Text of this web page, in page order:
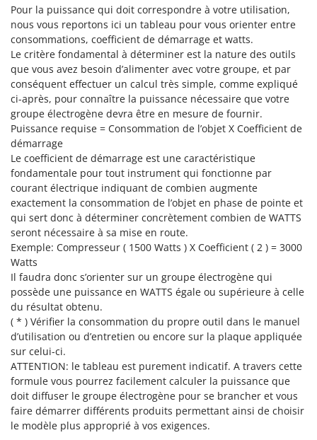
Marcato
Marina Systems
Master
Mastercook
Masterpro
McCulloch
MCH
Michelin
Mille
Minox
Mockmill
More than chef
MOVA
Mowox
MTD
N
New O.M.R.A.
Nilfisk
Ninja
Novatec
Pour la puissance qui doit correspondre à votre utilisation,
nous vous reportons ici un tableau pour vous orienter entre
consommations, coefficient de démarrage et watts.
Le critère fondamental à déterminer est la nature des outils
que vous avez besoin d’alimenter avec votre groupe, et par
conséquent effectuer un calcul très simple, comme expliqué
ci-après, pour connaître la puissance nécessaire que votre
groupe électrogène devra être en mesure de fournir.
Puissance requise = Consommation de l’objet X Coefficient de
démarrage
Le coefficient de démarrage est une caractéristique
fondamentale pour tout instrument qui fonctionne par
courant électrique indiquant de combien augmente
exactement la consommation de l’objet en phase de pointe et
qui sert donc à déterminer concrètement combien de WATTS
seront nécessaire à sa mise en route.
Exemple: Compresseur ( 1500 Watts ) X Coefficient ( 2 ) = 3000
Watts
Il faudra donc s’orienter sur un groupe électrogène qui
possède une puissance en WATTS égale ou supérieure à celle
du résultat obtenu.
( * ) Vérifier la consommation du propre outil dans le manuel
d’utilisation ou d’entretien ou encore sur la plaque appliquée
sur celui-ci.
ATTENTION: le tableau est purement indicatif. A travers cette
formule vous pourrez facilement calculer la puissance que
doit diffuser le groupe électrogène pour se brancher et vous
faire démarrer différents produits permettant ainsi de choisir
le modèle plus approprié à vos exigences.